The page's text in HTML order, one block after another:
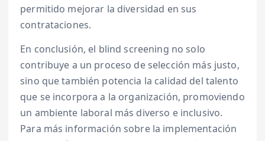
permitido mejorar la diversidad en sus
contrataciones.
En conclusión, el blind screening no solo
contribuye a un proceso de selección más justo,
sino que también potencia la calidad del talento
que se incorpora a la organización, promoviendo
un ambiente laboral más diverso e inclusivo.
Para más información sobre la implementación